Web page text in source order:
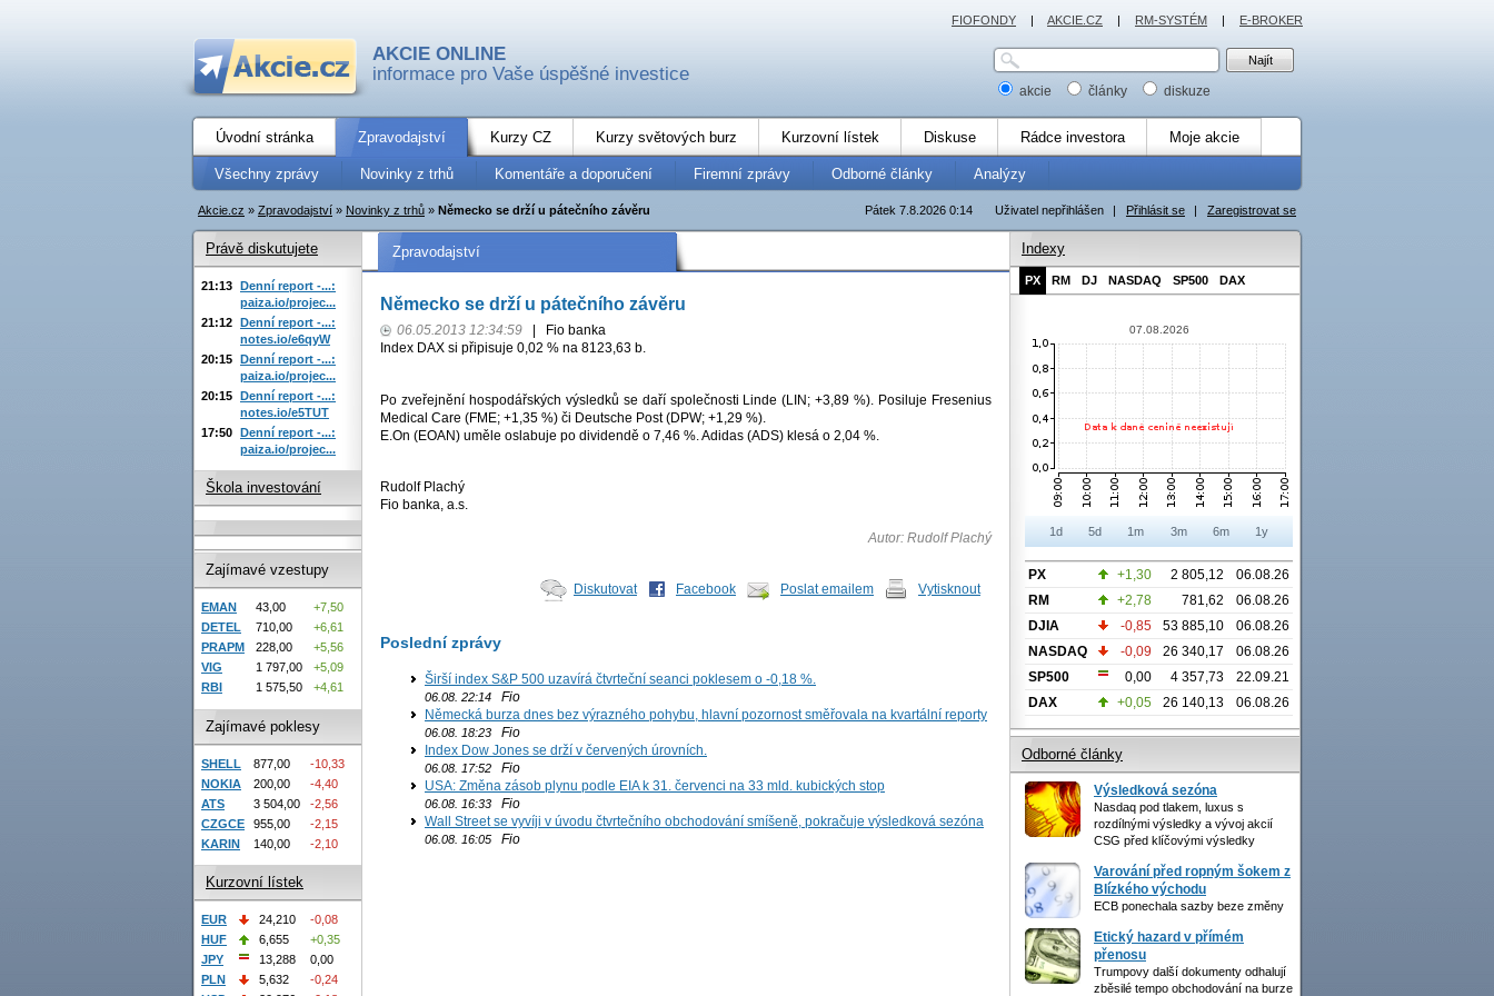
AKCIE ONLINE
informace pro Vaše úspěšné investice
akcie články diskuze
Úvodní stránka Zpravodajství Kurzy CZ Kurzy světových burz Kurzovní lístek Diskuse Rádce investora Moje akcie
Všechny zprávy Novinky z trhů Komentáře a doporučení Firemní zprávy Odborné články Analýzy
Uživatel nepřihlášen | Přihlásit se | Zaregistrovat se
Pátek 7.8.2026 0:14
Akcie.cz » Zpravodajství » Novinky z trhů » Německo se drží u pátečního závěru
Zpravodajství
Německo se drží u pátečního závěru
06.05.2013 12:34:59
Fio banka
Index DAX si připisuje 0,02 % na 8123,63 b.
Po zveřejnění hospodářských výsledků se daří společnosti Linde (LIN; +3,89 %). Posiluje Fresenius
Medical Care (FME; +1,35 %) či Deutsche Post (DPW; +1,29 %).
E.On (EOAN) uměle oslabuje po dividendě o 7,46 %. Adidas (ADS) klesá o 2,04 %.
Rudolf Plachý
Fio banka, a.s.
Autor: Rudolf Plachý
Diskutovat Facebook Poslat emailem Vytisknout
Poslední zprávy
Širší index S&P 500 uzavírá čtvrteční seanci poklesem o -0,18 %.
06.08. 22:14 Fio
Německá burza dnes bez výrazného pohybu, hlavní pozornost směřovala na kvartální reporty
06.08. 18:23 Fio
Index Dow Jones se drží v červených úrovních.
06.08. 17:52 Fio
USA: Změna zásob plynu podle EIA k 31. červenci na 33 mld. kubických stop
06.08. 16:33 Fio
Wall Street se vyvíji v úvodu čtvrtečního obchodování smíšeně, pokračuje výsledková sezóna
06.08. 16:05 Fio
Právě diskutujete
21:13 Denní report -...:
paiza.io/projec...
21:12 Denní report -...:
notes.io/e6qyW
20:15 Denní report -...:
paiza.io/projec...
20:15 Denní report -...:
notes.io/e5TUT
17:50 Denní report -...:
paiza.io/projec...
Škola investování
Zajímavé vzestupy
EMAN 43,00
+7,50
DETEL
710,00
+6,61
PRAPM
228,00
+5,56
VIG
1 797,00
+5,09
RBI
1 575,50 +4,61
Zajímavé poklesy
SHELL 877,00
-10,33
NOKIA
200,00
-4,40
ATS
3 504,00
-2,56
CZGCE
955,00
-2,15
KARIN
140,00 -2,10
Kurzovní lístek
EUR 24,210
-0,08
HUF
6,655
+0,35
JPY
13,288
0,00
PLN
5,632
-0,24
Indexy
PX RM DJ NASDAQ SP500 DAX
07.08.2026
1d 5d 1m 3m 6m 1y
PX +1,30 2 805,12
06.08.26
RM
+2,78 781,62
06.08.26
DJIA
-0,85 53 885,10
06.08.26
NASDAQ
-0,09 26 340,17
06.08.26
SP500
0,00 4 357,73
22.09.21
DAX
+0,05 26 140,13 06.08.26
Odborné články
Výsledková sezóna
Nasdaq pod tlakem, luxus s
rozdílnými výsledky a vývoj akcií
CSG před klíčovými výsledky
Varování před ropným šokem z
Blízkého východu
ECB ponechala sazby beze změny
Etický hazard v přímém
přenosu
Trumpovy další dokumenty odhalují
zběsilé tempo obchodování na burze
FIOFONDY | AKCIE.CZ | RM-SYSTÉM | E-BROKER